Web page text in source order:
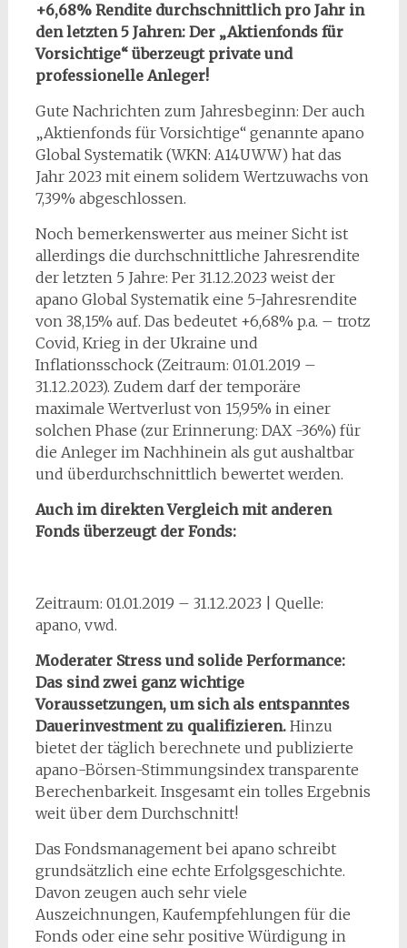
+6,68% Rendite durchschnittlich pro Jahr in
den letzten 5 Jahren: Der „Aktienfonds für
Vorsichtige“ überzeugt private und
professionelle Anleger!
Gute Nachrichten zum Jahresbeginn: Der auch
„Aktienfonds für Vorsichtige“ genannte apano
Global Systematik (WKN: A14UWW) hat das
Jahr 2023 mit einem solidem Wertzuwachs von
7,39% abgeschlossen.
Noch bemerkenswerter aus meiner Sicht ist
allerdings die durchschnittliche Jahresrendite
der letzten 5 Jahre: Per 31.12.2023 weist der
apano Global Systematik eine 5-Jahresrendite
von 38,15% auf. Das bedeutet +6,68% p.a. – trotz
Covid, Krieg in der Ukraine und
Inflationsschock (Zeitraum: 01.01.2019 –
31.12.2023). Zudem darf der temporäre
maximale Wertverlust von 15,95% in einer
solchen Phase (zur Erinnerung: DAX -36%) für
die Anleger im Nachhinein als gut aushaltbar
und überdurchschnittlich bewertet werden.
Auch im direkten Vergleich mit anderen
Fonds überzeugt der Fonds:
Zeitraum: 01.01.2019 – 31.12.2023 | Quelle:
apano, vwd.
Moderater Stress und solide Performance:
Das sind zwei ganz wichtige
Voraussetzungen, um sich als entspanntes
Dauerinvestment zu qualifizieren.Hinzu
bietet der täglich berechnete und publizierte
apano-Börsen-Stimmungsindex transparente
Berechenbarkeit. Insgesamt ein tolles Ergebnis
weit über dem Durchschnitt!
Das Fondsmanagement bei apano schreibt
grundsätzlich eine echte Erfolgsgeschichte.
Davon zeugen auch sehr viele
Auszeichnungen, Kaufempfehlungen für die
Fonds oder eine sehr positive Würdigung in